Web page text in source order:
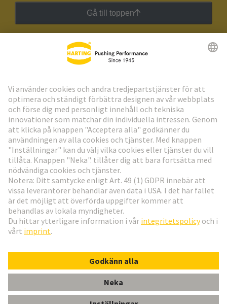
Gå till toppen
HARTING:s nyhetsbrev
Gå till registrering
Social Media
Sverige
© Teknologi-koncernen HARTING
ImprintIntegritetspolicy